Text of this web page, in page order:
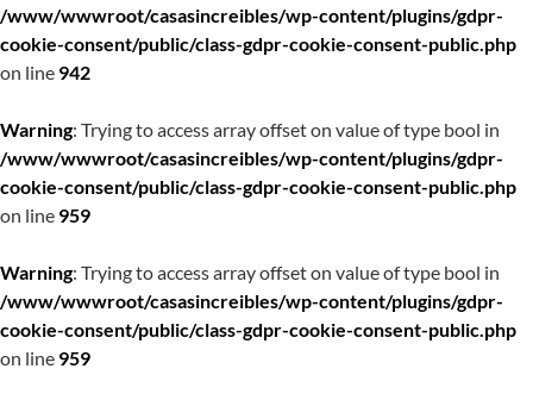
/www/wwwroot/casasincreibles/wp-content/plugins/gdpr-
cookie-consent/public/class-gdpr-cookie-consent-public.php
on line 942
Warning: Trying to access array offset on value of type bool in
/www/wwwroot/casasincreibles/wp-content/plugins/gdpr-
cookie-consent/public/class-gdpr-cookie-consent-public.php
on line 959
Warning: Trying to access array offset on value of type bool in
/www/wwwroot/casasincreibles/wp-content/plugins/gdpr-
cookie-consent/public/class-gdpr-cookie-consent-public.php
on line 959